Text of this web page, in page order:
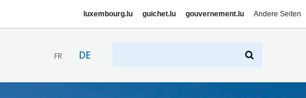
luxembourg.lu guichet.lu gouvernement.lu Andere Seiten
FR DE